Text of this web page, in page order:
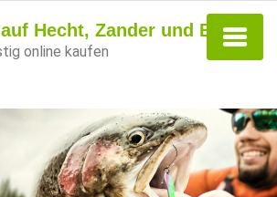
Hecht, Zander und Barsch
online kaufen